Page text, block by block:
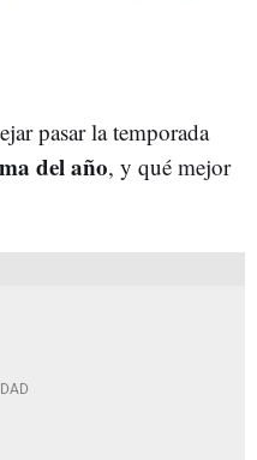
pasar la temporada
del año, y qué mejor